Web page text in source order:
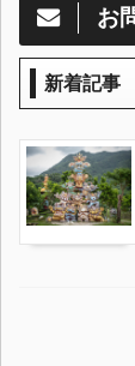
お
新着記事